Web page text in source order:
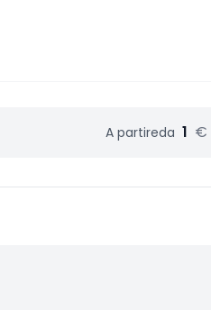
A partireda 1 €